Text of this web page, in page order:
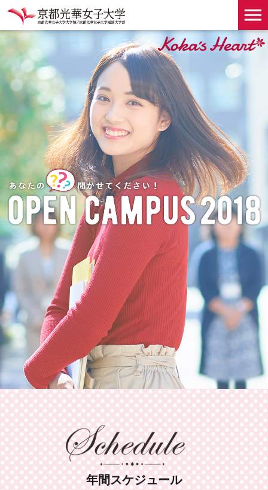
menu
2018 Open Campus 2018
年間スケジュール